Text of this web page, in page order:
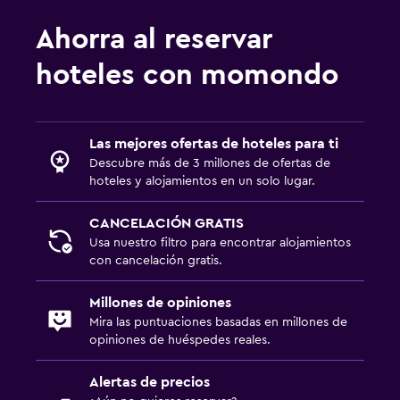
Sofá cama
Zona de trabajo
Estacionamiento gratuito
Tienda de regalos
Ahorra al reservar
hoteles con momondo
Las mejores ofertas de hoteles para ti
Descubre más de 3 millones de ofertas de
hoteles y alojamientos en un solo lugar.
CANCELACIÓN GRATIS
Usa nuestro filtro para encontrar alojamientos
con cancelación gratis.
Millones de opiniones
Mira las puntuaciones basadas en millones de
opiniones de huéspedes reales.
Alertas de precios